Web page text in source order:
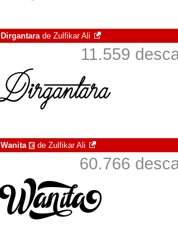
Dirgantarade Zulfikar Ali
11.559
Wanita € de Zulfikar Ali
60.766